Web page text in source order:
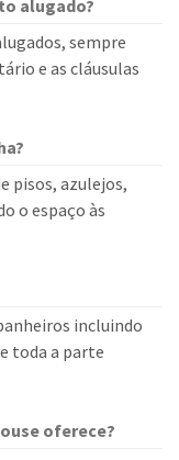
alugado?
sempre
e as cláusulas
pisos, azulejos,
o espaço às
incluindo
toda a parte
oferece?